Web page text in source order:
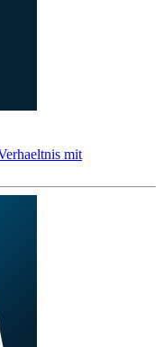
mit